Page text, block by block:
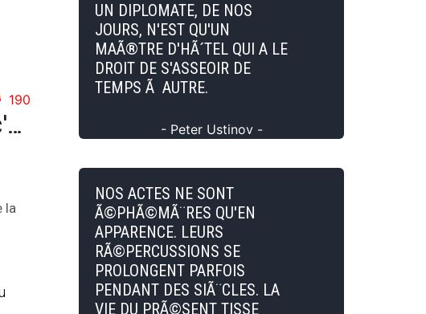
190
Au fond, nous sommes tous les jouets de la vie. Le pire, c'est de s'en rendre compte !
la
UN DIPLOMATE, DE NOS
JOURS, N'EST QU'UN
MAÃ®TRE D'HÃ´TEL QUI A LE
DROIT DE S'ASSEOIR DE
TEMPS Ã AUTRE.
- Peter Ustinov -
NOS ACTES NE SONT
Ã©PHÃ©MÃ¨RES QU'EN
APPARENCE. LEURS
RÃ©PERCUSSIONS SE
PROLONGENT PARFOIS
PENDANT DES SIÃ¨CLES. LA
VIE DU PRÃ©SENT TISSE